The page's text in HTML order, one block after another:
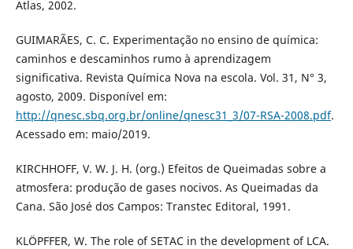
Atlas, 2002.
GUIMARÃES, C. C. Experimentação no ensino de química:
caminhos e descaminhos rumo à aprendizagem
significativa. Revista Química Nova na escola. Vol. 31, N° 3,
agosto, 2009. Disponível em:
http://qnesc.sbq.org.br/online/qnesc31_3/07-RSA-2008.pdf.
Acessado em: maio/2019.
KIRCHHOFF, V. W. J. H. (org.) Efeitos de Queimadas sobre a
atmosfera: produção de gases nocivos. As Queimadas da
Cana. São José dos Campos: Transtec Editoral, 1991.
KLÖPFFER, W. The role of SETAC in the development of LCA.